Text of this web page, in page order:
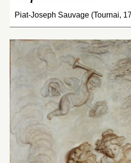
Piat-Joseph Sauvage (Tournai,